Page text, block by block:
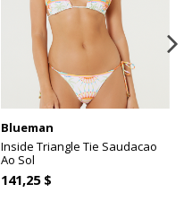
Blueman
Inside Triangle Tie Saudacao
Ao Sol
141,25 $